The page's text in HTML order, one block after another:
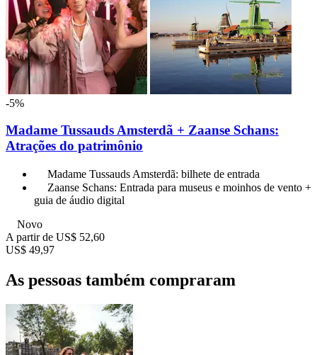
-5%
Madame Tussauds Amsterdã + Zaanse Schans:
Atrações do patrimônio
Madame Tussauds Amsterdã: bilhete de entrada
Zaanse Schans: Entrada para museus e moinhos de vento +
guia de áudio digital
Novo
A partir de US$ 52,60
US$ 49,97
As pessoas também compraram